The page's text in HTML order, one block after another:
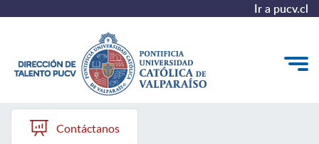
Ir a pucv.cl
Quiénes somos
Contáctanos
Seguimos con